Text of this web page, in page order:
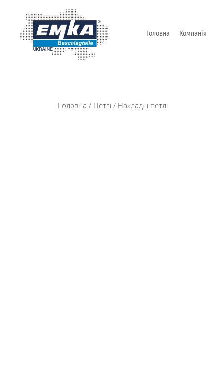
Головна Компанія
Головна / Петлі / Накладні петлі